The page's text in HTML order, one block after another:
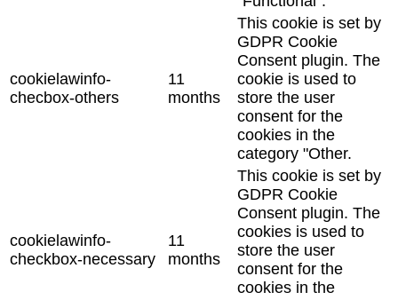
cookielawinfo-
checbox-others
11
months
This cookie is set by
GDPR Cookie
Consent plugin. The
cookie is used to
store the user
consent for the
cookies in the
category "Other.
cookielawinfo-
checkbox-necessary
11
months
This cookie is set by
GDPR Cookie
Consent plugin. The
cookies is used to
store the user
consent for the
cookies in the